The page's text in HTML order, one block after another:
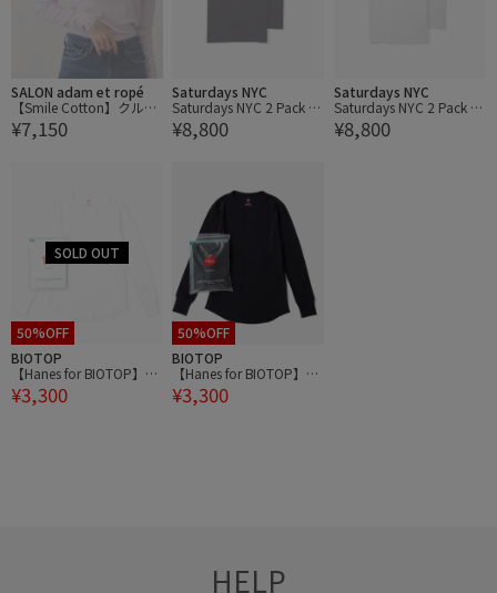
SALON adam et ropé
【Smile Cotton】クルー
ネックプルオーバー
¥7,150
Saturdays NYC
Saturdays NYC 2 Pack Te
es
¥8,800
Saturdays NYC
Saturdays NYC 2 Pack Te
es
¥8,800
50%OFF
BIOTOP
【Hanes for BIOTOP】LO
NG SLEEVE THERMAL
¥3,300
50%OFF
BIOTOP
【Hanes for BIOTOP】LO
NG SLEEVE THERMAL
¥3,300
HELP